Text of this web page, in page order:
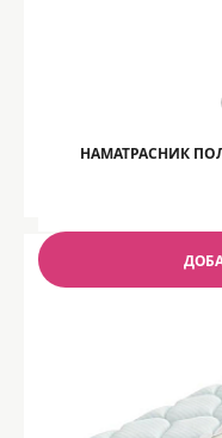
НАМАТРАСНИК